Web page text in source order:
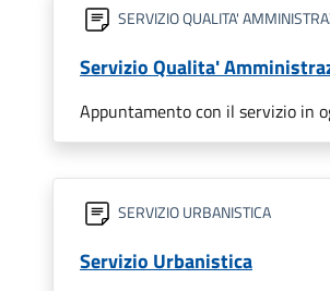
SERVIZIO QUALITA'
Servizio Qualita'
Appuntamento con il servizio in
SERVIZIO URBANISTICA
Servizio Urbanistica